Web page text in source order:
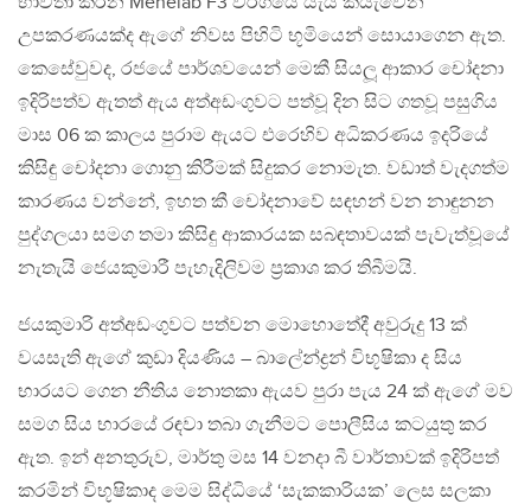
උපකරණයක්ද ඇගේ නිවස පිහිටි භූමියෙන් සොයාගෙන ඇත.
කෙසේවුවද, රජයේ පාර්ශවයෙන් මෙකී සියලූ ආකාර චෝදනා
ඉදිරිපත්ව ඇතත් ඇය අත්අඩංගුවට පත්වූ දින සිට ගතවූ පසුගිය
මාස 06 ක කාලය පුරාම ඇයට එරෙහිව අධිකරණය ඉදරියේ
කිසිඳු චෝදනා ගොනු කිරීමක් සිදුකර නොමැත. වඩාත් වැදගත්ම
කාරණය වන්නේ, ඉහත කී චෝදනාවේ සඳහන් වන නාඳුනන
පුද්ගලයා සමග තමා කිසිඳු ආකාරයක සබඳතාවයක් පැවැත්වූයේ
නැතැයි ජෙයකුමාරී පැහැදිලිවම ප‍්‍රකාශ කර තිබීමයි.
ජයකුමාරි අත්අඩංගුවට පත්වන මොහොතේදී අවුරුදු 13 ක්
වයසැති ඇගේ කුඩා දියණිය – බාලේන්ද්‍රන් විභූෂිකා ද සිය
භාරයට ගෙන නීතිය නොතකා ඇයව පුරා පැය 24 ක් ඇගේ මව
සමග සිය භාරයේ රඳවා තබා ගැනීමට පොලීසිය කටයුතු කර
ඇත. ඉන් අනතුරුව, මාර්තු මස 14 වනදා බී වාර්තාවක් ඉදිරිපත්
කරමින් විභූෂිකාද මෙම සිද්ධියේ ‘සැකකාරියක’ ලෙස සලකා